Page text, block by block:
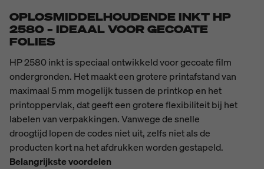
OPLOSMIDDELHOUDENDE INKT HP
2580 – IDEAAL VOOR GECOATE
FOLIES
HP 2580 inkt is speciaal ontwikkeld voor gecoate film
ondergronden. Het maakt een grotere printafstand van
maximaal 5 mm mogelijk tussen de printkop en het
printoppervlak, dat geeft een grotere flexibiliteit bij het
labelen van verpakkingen. Vanwege de snelle
droogtijd lopen de codes niet uit, zelfs niet als de
producten kort na het afdrukken worden gestapeld.
Belangrijkste voordelen